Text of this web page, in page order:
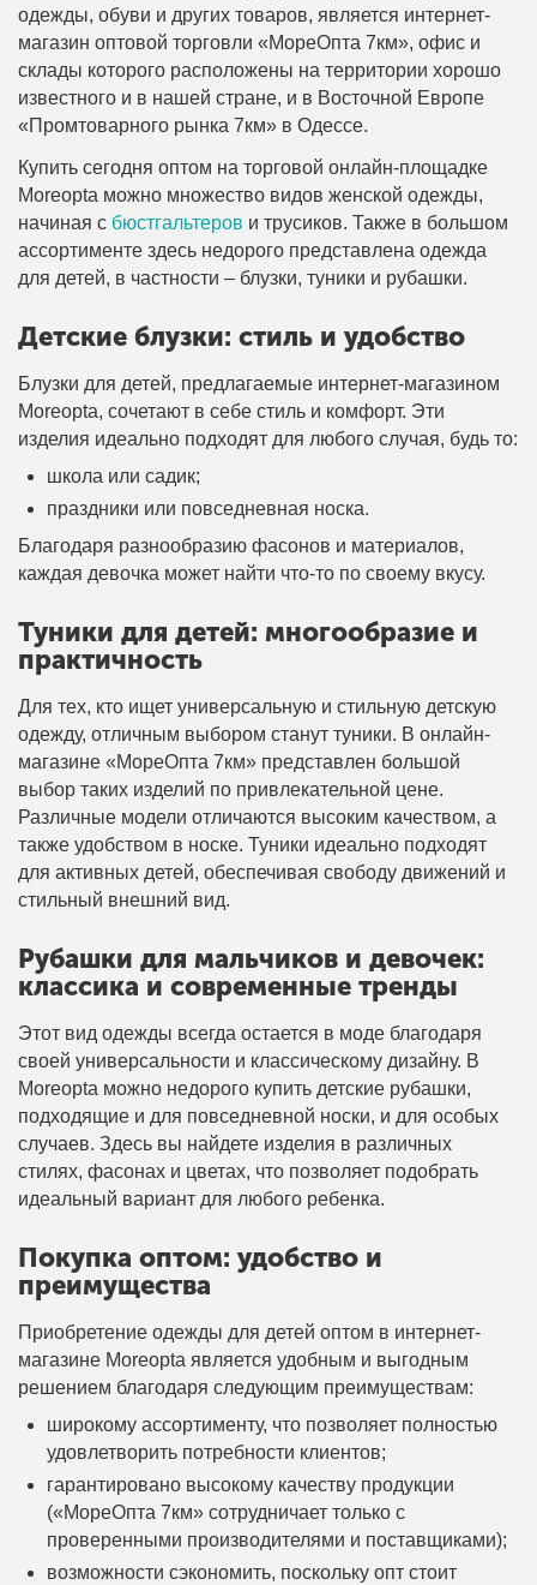
одежды, обуви и других товаров, является интернет-
магазин оптовой торговли «МореОпта 7км», офис и
склады которого расположены на территории хорошо
известного и в нашей стране, и в Восточной Европе
«Промтоварного рынка 7км» в Одессе.
Купить сегодня оптом на торговой онлайн-площадке
Moreopta можно множество видов женской одежды,
начиная с бюстгальтеров и трусиков. Также в большом
ассортименте здесь недорого представлена одежда
для детей, в частности – блузки, туники и рубашки.
Детские блузки: стиль и удобство
Блузки для детей, предлагаемые интернет-магазином
Moreopta, сочетают в себе стиль и комфорт. Эти
изделия идеально подходят для любого случая, будь то:
школа или садик;
праздники или повседневная носка.
Благодаря разнообразию фасонов и материалов,
каждая девочка может найти что-то по своему вкусу.
Туники для детей: многообразие и
практичность
Для тех, кто ищет универсальную и стильную детскую
одежду, отличным выбором станут туники. В онлайн-
магазине «МореОпта 7км» представлен большой
выбор таких изделий по привлекательной цене.
Различные модели отличаются высоким качеством, а
также удобством в носке. Туники идеально подходят
для активных детей, обеспечивая свободу движений и
стильный внешний вид.
Рубашки для мальчиков и девочек:
классика и современные тренды
Этот вид одежды всегда остается в моде благодаря
своей универсальности и классическому дизайну. В
Moreopta можно недорого купить детские рубашки,
подходящие и для повседневной носки, и для особых
случаев. Здесь вы найдете изделия в различных
стилях, фасонах и цветах, что позволяет подобрать
идеальный вариант для любого ребенка.
Покупка оптом: удобство и
преимущества
Приобретение одежды для детей оптом в интернет-
магазине Moreopta является удобным и выгодным
решением благодаря следующим преимуществам:
широкому ассортименту, что позволяет полностью
удовлетворить потребности клиентов;
гарантировано высокому качеству продукции
(«МореОпта 7км» сотрудничает только с
проверенными производителями и поставщиками);
возможности сэкономить, поскольку опт стоит